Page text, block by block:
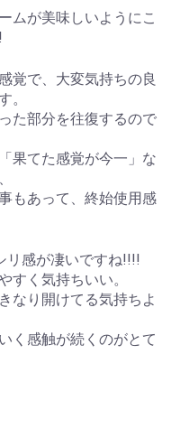
ムが美味しいようにこ
覚で、大変気持ちの良
。
た部分を往復するので
果てた感覚が今一」な
もあって、終始使用感
リ感が凄いですね!!!!
すく気持ちいい。
なり開けてる気持ちよ
く感触が続くのがとて